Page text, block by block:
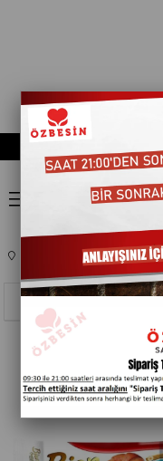
ATISTIRMALIK VE
Sıralama